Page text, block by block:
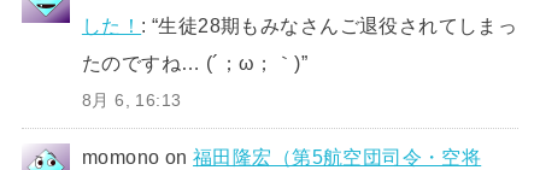
した！ : “生徒28期もみなさんご退役されてしまっ
たのですね… (´；ω；｀)”
8月 6, 16:13
momono on福田隆宏（第5航空団司令・空将